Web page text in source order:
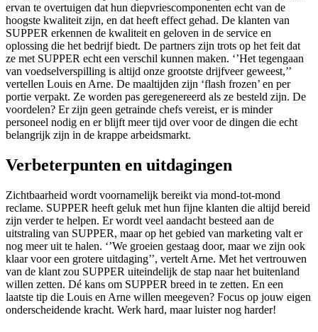
ervan te overtuigen dat hun diepvriescomponenten echt van de
hoogste kwaliteit zijn, en dat heeft effect gehad. De klanten van
SUPPER erkennen de kwaliteit en geloven in de service en
oplossing die het bedrijf biedt. De partners zijn trots op het feit dat
ze met SUPPER echt een verschil kunnen maken. ‘’Het tegengaan
van voedselverspilling is altijd onze grootste drijfveer geweest,’’
vertellen Louis en Arne. De maaltijden zijn ‘flash frozen’ en per
portie verpakt. Ze worden pas geregenereerd als ze besteld zijn. De
voordelen? Er zijn geen getrainde chefs vereist, er is minder
personeel nodig en er blijft meer tijd over voor de dingen die echt
belangrijk zijn in de krappe arbeidsmarkt.
Verbeterpunten en uitdagingen
Zichtbaarheid wordt voornamelijk bereikt via mond-tot-mond
reclame. SUPPER heeft geluk met hun fijne klanten die altijd bereid
zijn verder te helpen. Er wordt veel aandacht besteed aan de
uitstraling van SUPPER, maar op het gebied van marketing valt er
nog meer uit te halen. ‘’We groeien gestaag door, maar we zijn ook
klaar voor een grotere uitdaging’’, vertelt Arne. Met het vertrouwen
van de klant zou SUPPER uiteindelijk de stap naar het buitenland
willen zetten. Dé kans om SUPPER breed in te zetten. En een
laatste tip die Louis en Arne willen meegeven? Focus op jouw eigen
onderscheidende kracht. Werk hard, maar luister nog harder!